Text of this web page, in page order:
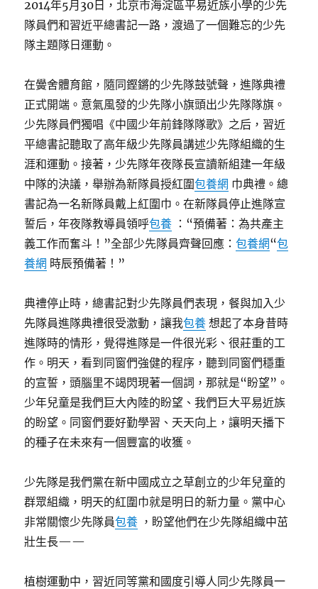
2014年5月30日，北京市海淀區平易近族小學的少先
隊員們和習近平總書記一路，渡過了一個難忘的少先
隊主題隊日運動。
在黌舍體育館，隨同鏗鏘的少先隊鼓號聲，進隊典禮
正式開端。意氣風發的少先隊小旗頭出少先隊隊旗。
少先隊員們獨唱《中國少年前鋒隊隊歌》之后，習近
平總書記聽取了高年級少先隊員講述少先隊組織的生
涯和運動。接著，少先隊年夜隊長宣讀新組建一年級
中隊的決議，舉辦為新隊員授紅圍包養網 巾典禮。總
書記為一名新隊員戴上紅圍巾。在新隊員停止進隊宣
誓后，年夜隊教導員領呼包養 ：“預備著：為共產主
義工作而奮斗！”全部少先隊員齊聲回應：包養網“包
養網 時辰預備著！”
典禮停止時，總書記對少先隊員們表現，餐與加入少
先隊員進隊典禮很受激動，讓我包養 想起了本身昔時
進隊時的情形，覺得進隊是一件很光彩、很莊重的工
作。明天，看到同窗們強健的程序，聽到同窗們穩重
的宣誓，頭腦里不竭閃現著一個詞，那就是“盼望”。
少年兒童是我們巨大內陸的盼望、我們巨大平易近族
的盼望。同窗們要好勤學習、天天向上，讓明天播下
的種子在未來有一個豐富的收獲。
少先隊是我們黨在新中國成立之草創立的少年兒童的
群眾組織，明天的紅圍巾就是明日的新力量。黨中心
非常關懷少先隊員包養 ，盼望他們在少先隊組織中茁
壯生長——
植樹運動中，習近同等黨和國度引導人同少先隊員一